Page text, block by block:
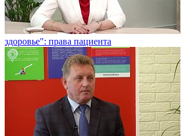
здоровье": права пациента